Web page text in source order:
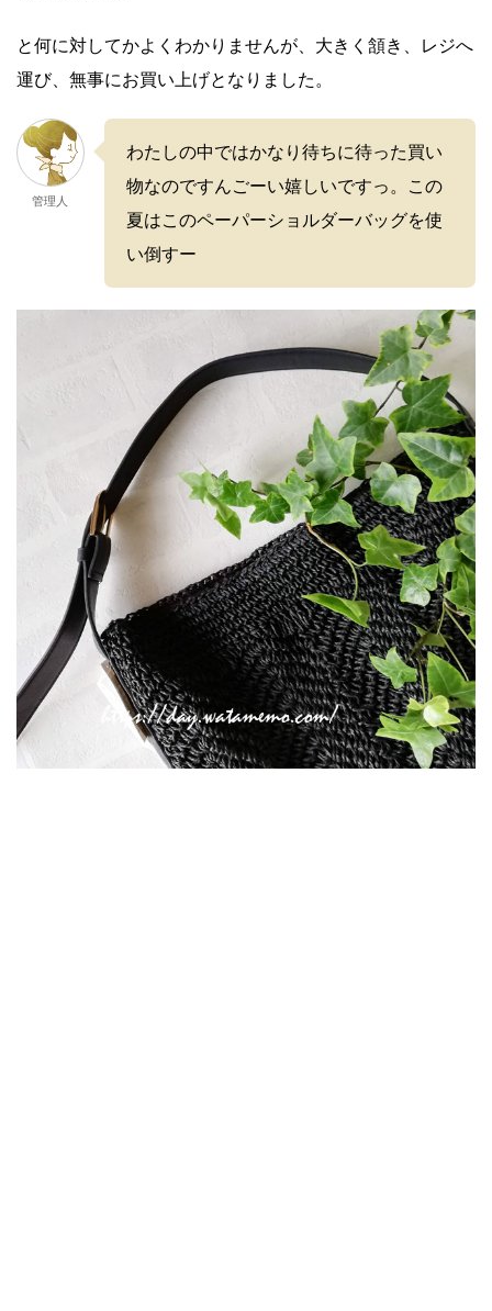
と何に対してかよくわかりませんが、大きく頷き、レジへ
運び、無事にお買い上げとなりました。
管理人
わたしの中ではかなり待ちに待った買い
物なのですんごーい嬉しいですっ。この
夏はこのペーパーショルダーバッグを使
い倒すー